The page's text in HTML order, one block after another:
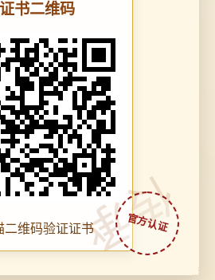
传承
证书二维码
二维码验证证书